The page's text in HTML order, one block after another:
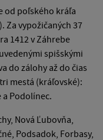
od poľského kráľa
Za vypožičaných 37
1412 v Záhrebe
spišskými
do zálohy až do čias
mestá (kráľovské):
a Podolínec.
Nová Ľubovňa,
Podsadok, Forbasy,